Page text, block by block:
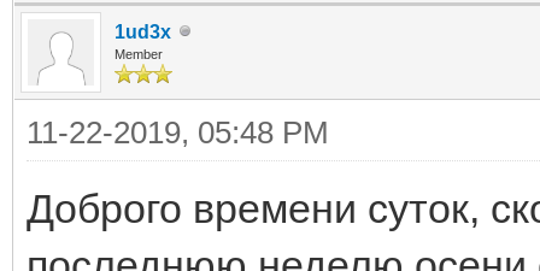
1ud3x
Member
11-22-2019, 05:48 PM
Доброго времени суток,